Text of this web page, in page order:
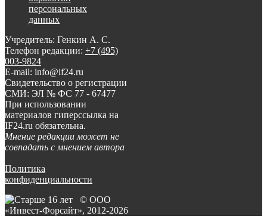
персональных
данных
Учредитель: Генкин А. С.
Телефон редакции: +7 (495)
003-9824
E-mail: info@if24.ru
Свидетельство о регистрации
СМИ: ЭЛ № ФС 77 - 67477
При использовании
материалов гиперссылка на
IF24.ru обязательна.
Мнение редакции может не
совпадать с мнением автора
Политика
конфиденциальности
© ООО
«Инвест-Форсайт», 2012-2026